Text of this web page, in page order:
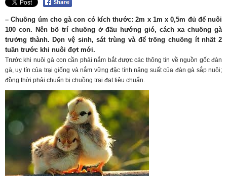
– Chuồng úm cho gà con có kích thước: 2m x 1m x 0,5m đủ để nuôi
100 con. Nên bố trí chuồng ở đầu hướng gió, cách xa chuồng gà
trưởng thành. Dọn vệ sinh, sát trùng và để trống chuồng ít nhất 2
tuần trước khi nuôi đợt mới.
Trước khi nuôi gà con cần phải nắm bắt được các thông tin về nguồn gốc đàn
gà, uy tín của trại giống và nắm vững đặc tính năng suất của đàn gà sắp nuôi;
đồng thời phải chuẩn bị chuồng trại đạt tiêu chuẩn.